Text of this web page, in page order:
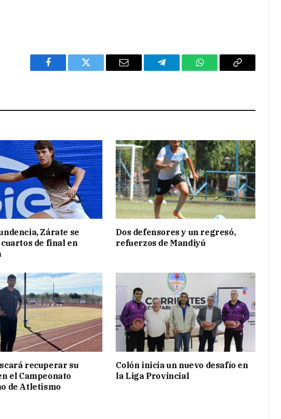
Facebook Twitter Email Telegram WhatsAppCopy
Zárate se
de final en
Dos defensores y un regresó,
refuerzos de Mandiyú
recuperar su
el Campeonato
de Atletismo
Colón inicia un nuevo desafío en
la Liga Provincial